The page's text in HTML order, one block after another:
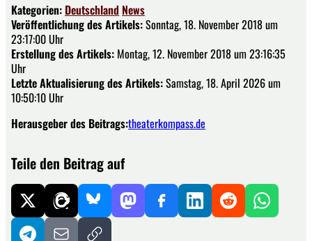
Kategorien: Deutschland News
Veröffentlichung des Artikels:Sonntag, 18. November 2018 um
23:17:00 Uhr
Erstellung des Artikels: Montag, 12. November 2018 um 23:16:35
Uhr
Letzte Aktualisierung des Artikels:Samstag, 18. April 2026 um
10:50:10 Uhr
Herausgeber des Beitrags:theaterkompass.de
Teile den Beitrag auf